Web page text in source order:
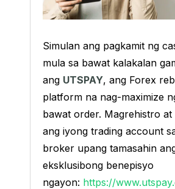
Simulan ang pagkamit ng
mula sa bawat kalakalan
ang UTSPAY, ang Forex
platform na nag-maximize
bawat order. Magrehistro at
ang iyong trading account
broker upang tamasahin
eksklusibong benepisyo
ngayon: https://